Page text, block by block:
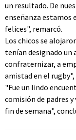
un resultado. De
enseñanza estamos
felices", remarcó.
Los chicos se
tenían designado un
confraternizar, a
amistad en el rugby",
"Fue un lindo
comisión de padres
fin de semana",